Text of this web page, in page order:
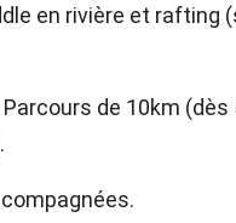
en rivière et rafting
de 10km (dès